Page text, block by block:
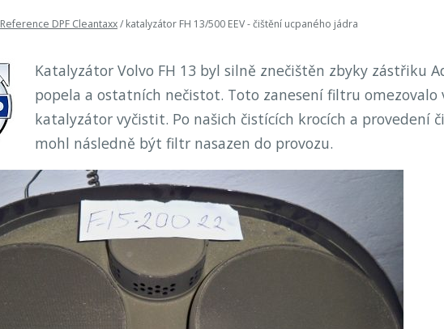
Reference DPF Cleantaxx/katalyzátor FH 13/500 EEV - čištění ucpaného jádra
Katalyzátor Volvo FH 13 byl silně znečištěn zbyky zástřiku
popela a ostatních nečistot. Toto zanesení filtru
katalyzátor vyčistit. Po našich čistících krocích a provedení
mohl následně být filtr nasazen do provozu.